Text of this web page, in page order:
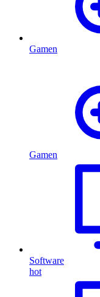
Gamen
Gamen
Software
hot